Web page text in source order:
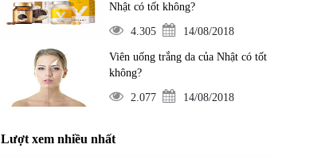
Nhật có tốt không?
4.305 14/08/2018
Viên uống trắng da của Nhật có tốt
không?
2.077 14/08/2018
Lượt xem nhiều nhất